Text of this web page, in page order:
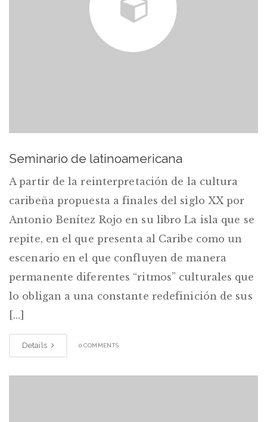
Seminario de latinoamericana
A partir de la reinterpretación de la cultura
caribeña propuesta a finales del siglo XX por
Antonio Benítez Rojo en su libro La isla que se
repite, en el que presenta al Caribe como un
escenario en el que confluyen de manera
permanente diferentes “ritmos” culturales que
lo obligan a una constante redefinición de sus
[…]
Details 0 COMMENTS